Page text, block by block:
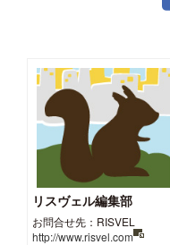
リスヴェル編集部
お問合せ先：RISVEL
http://www.risvel.com